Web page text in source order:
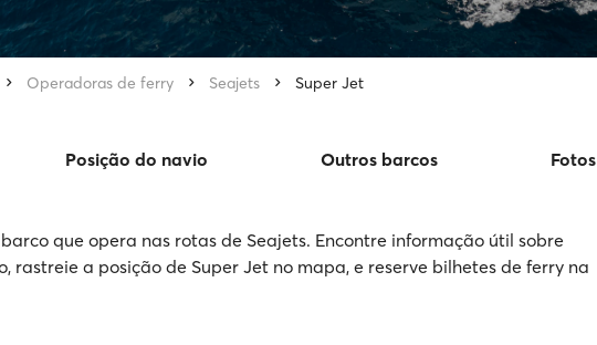
Operadoras de ferry Seajets Super Jet
Posição do navio Outros barcos Fotos
que opera nas rotas de Seajets. Encontre informação útil sobre
rastreie a posição de Super Jet no mapa, e reserve bilhetes de ferry na